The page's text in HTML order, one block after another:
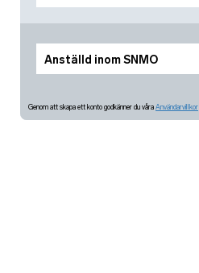
Anställd inom SNMO
Genom att skapa ett konto godkänner du våra Användarvillkor